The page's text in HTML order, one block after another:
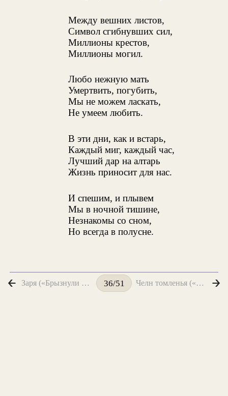
Между вешних листов,
Символ сгибнувших сил,
Миллионы крестов,
Миллионы могил.
Любо нежную мать
Умертвить, погубить,
Мы не можем ласкать,
Не умеем любить.
В эти дни, как и встарь,
Каждый миг, каждый час,
Лучший дар на алтарь
Жизнь приносит для нас.
И спешим, и плывем
Мы в ночной тишине,
Незнакомы со сном,
Но всегда в полусне.
Заря («Брызнули первые искры рассвета...») 36/51 Челн томленья («Вечер. Взморье. Вздохи ветра...»)